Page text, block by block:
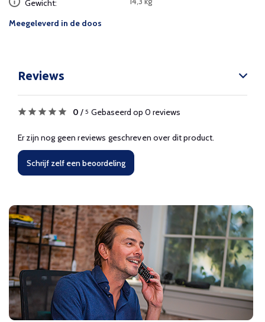
Gewicht:
Meegeleverd in de doos
Reviews
0 / 5 Gebaseerd op 0 reviews
Er zijn nog geen reviews geschreven over dit product.
Schrijf zelf een beoordeling